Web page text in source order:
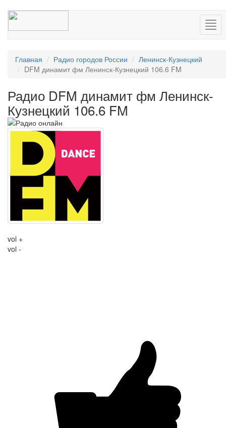
Главная Радио городов России
Ленинск-Кузнецкий
DFM динамит фм Ленинск-Кузнецкий 106.6 FM
Радио DFM динамит фм Ленинск-
Кузнецкий 106.6 FM
vol +
vol -